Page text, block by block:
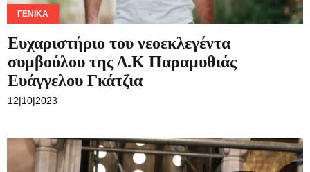
ΓΕΝΙΚΆ
Ευχαριστήριο του νεοεκλεγέντα
συμβούλου της Δ.Κ Παραμυθιάς
Ευάγγελου Γκάτζια
12|10|2023